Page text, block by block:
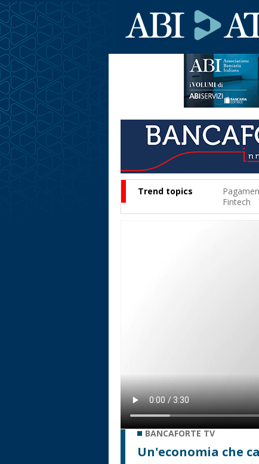
Trend topics
Fintech
BANCAFORTE TV
Un'economia che